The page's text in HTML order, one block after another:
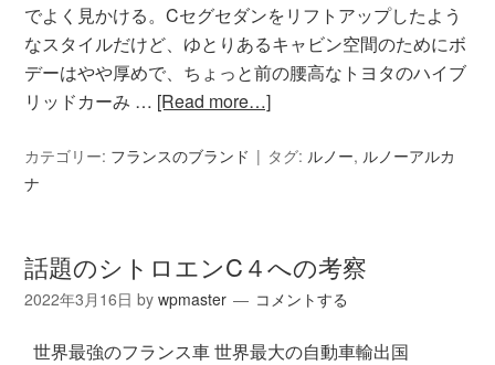
でよく見かける。Cセグセダンをリフトアップしたよう
なスタイルだけど、ゆとりあるキャビン空間のためにボ
デーはやや厚めで、ちょっと前の腰高なトヨタのハイブ
リッドカーみ … [Read more…]
カテゴリー: フランスのブランド タグ: ルノー, ルノーアルカ
ナ
話題のシトロエンC４への考察
2022年3月16日 bywpmaster コメントする
世界最強のフランス車 世界最大の自動車輸出国